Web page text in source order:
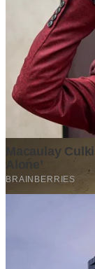
Surat Somasi
Dengan
·2 years ago